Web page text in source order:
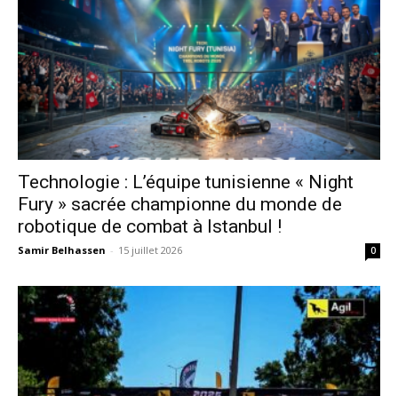
Technologie : L’équipe tunisienne « Night
Fury » sacrée championne du monde de
robotique de combat à Istanbul !
Samir Belhassen - 15 juillet 2026 0